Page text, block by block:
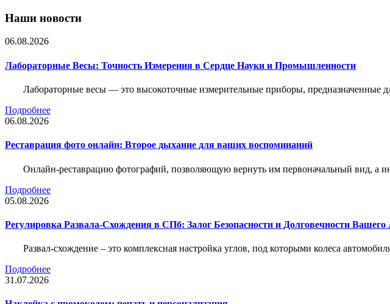
Наши новости
06.08.2026
Лабораторные Весы: Точность Измерения в Сердце Науки и Промышленности
Лабораторные весы — это высокоточные измерительные приборы, предназначенные
Подробнее
06.08.2026
Реставрация фото онлайн: Второе дыхание для ваших воспоминаний
Онлайн-реставрацию фотографий, позволяющую вернуть им первоначальный вид, а
Подробнее
05.08.2026
Регулировка Развала-Схождения в СПб: Залог Безопасности и Долговечности
Развал-схождение – это комплексная настройка углов, под которыми колеса
Подробнее
31.07.2026